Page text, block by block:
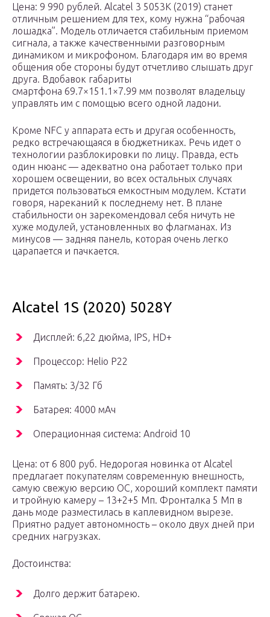
Цена: 9 990 рублей. Alcatel 3 5053K (2019) станет
отличным решением для тех, кому нужна “рабочая
лошадка”. Модель отличается стабильным приемом
сигнала, а также качественными разговорным
динамиком и микрофоном. Благодаря им во время
общения обе стороны будут отчетливо слышать друг
друга. Вдобавок габариты
смартфона 69.7×151.1×7.99 мм позволят владельцу
управлять им с помощью всего одной ладони.
Кроме NFC у аппарата есть и другая особенность,
редко встречающаяся в бюджетниках. Речь идет о
технологии разблокировки по лицу. Правда, есть
один нюанс — адекватно она работает только при
хорошем освещении, во всех остальных случаях
придется пользоваться емкостным модулем. Кстати
говоря, нареканий к последнему нет. В плане
стабильности он зарекомендовал себя ничуть не
хуже модулей, установленных во флагманах. Из
минусов — задняя панель, которая очень легко
царапается и пачкается.
Alcatel 1S (2020) 5028Y
Дисплей: 6,22 дюйма, IPS, HD+
Процессор: Helio P22
Память: 3/32 Гб
Батарея: 4000 мАч
Операционная система: Android 10
Цена: от 6 800 руб. Недорогая новинка от Alcatel
предлагает покупателям современную внешность,
самую свежую версию ОС, хороший комплект памяти
и тройную камеру – 13+2+5 Мп. Фронталка 5 Мп в
дань моде разместилась в каплевидном вырезе.
Приятно радует автономность – около двух дней при
средних нагрузках.
Достоинства:
Долго держит батарею.